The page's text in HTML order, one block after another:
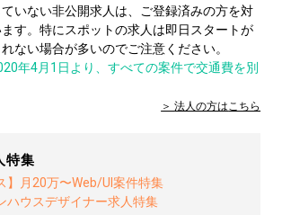
いない非公開求人は、ご登録済みの方を対
す。特にスポットの求人は即日スタートが
ない場合が多いのでご注意ください。
年4月1日より、すべての案件で交通費を別
法人の方はこちら
特集
】月20万〜Web/UI案件特集
ハウスデザイナー求人特集